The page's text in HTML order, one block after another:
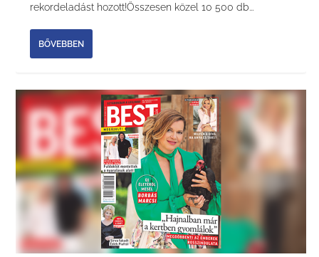
rekordeladást hozott!Összesen közel 10 500 db...
BŐVEBBEN